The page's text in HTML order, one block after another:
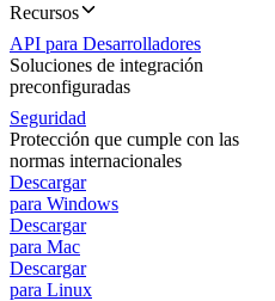
Recursos
API para Desarrolladores
Soluciones de integración
preconfiguradas
Seguridad
Protección que cumple con las
normas internacionales
Descargar
para Windows
Descargar
para Mac
Descargar
para Linux